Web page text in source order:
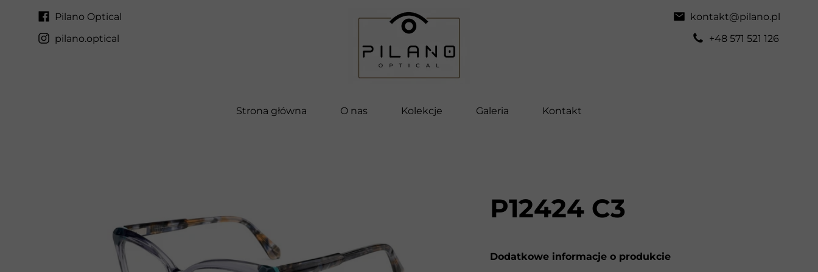
pilano.optical
Pilano Optical
+48 571 521 126
kontakt@pilano.pl
Strona główna O nas Kolekcje Galeria Kontakt
Dodatkowe informacje o produkcie
P12424 C3